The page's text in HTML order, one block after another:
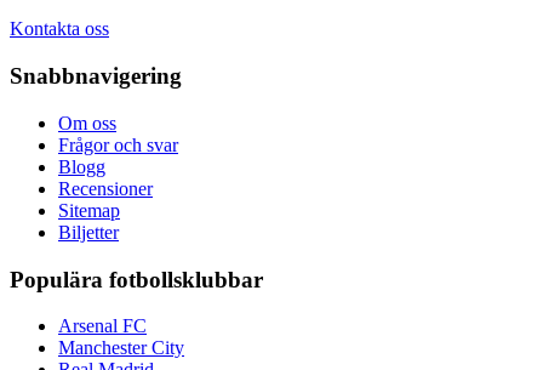
Kontakta oss
Snabbnavigering
Om oss
Frågor och svar
Blogg
Recensioner
Sitemap
Biljetter
Populära fotbollsklubbar
Arsenal FC
Manchester City